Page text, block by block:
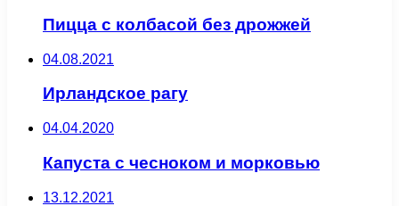
Пицца с колбасой без дрожжей
04.08.2021
Ирландское рагу
04.04.2020
Капуста с чесноком и морковью
13.12.2021